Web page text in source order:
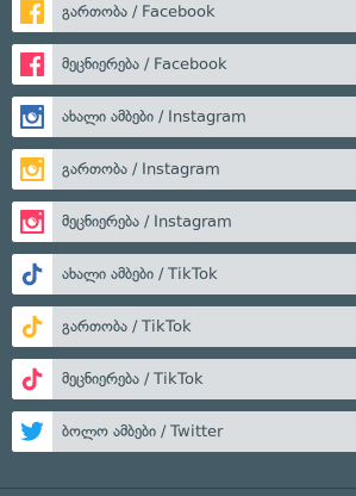
გართობა / Facebook
მეცნიერება / Facebook
ახალი ამბები / Instagram
გართობა / Instagram
მეცნიერება / Instagram
ახალი ამბები / TikTok
გართობა / TikTok
მეცნიერება / TikTok
ბოლო ამბები / Twitter